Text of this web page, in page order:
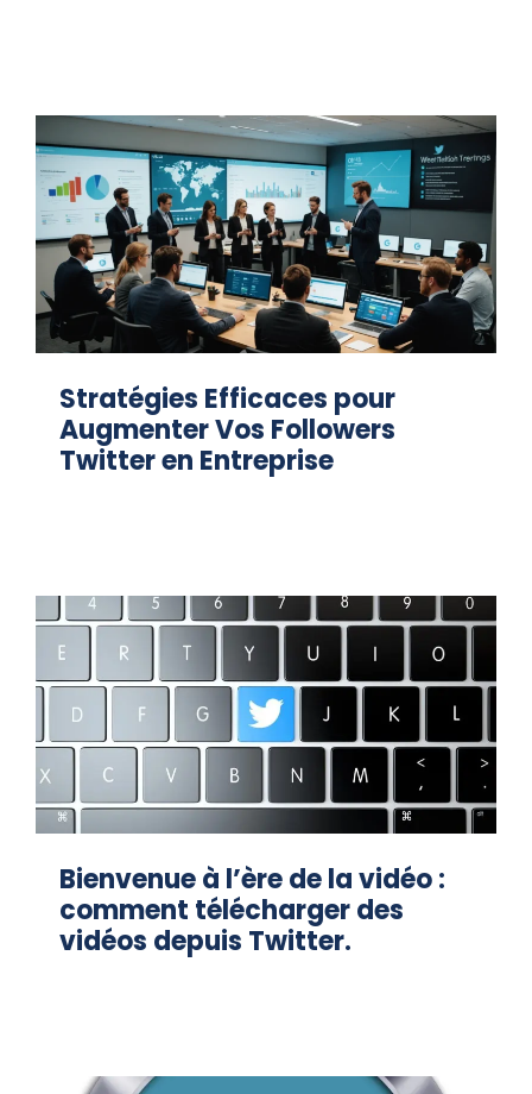
Stratégies Efficaces pour
Augmenter Vos Followers
Twitter en Entreprise
Bienvenue à l’ère de la vidéo :
comment télécharger des
vidéos depuis Twitter.